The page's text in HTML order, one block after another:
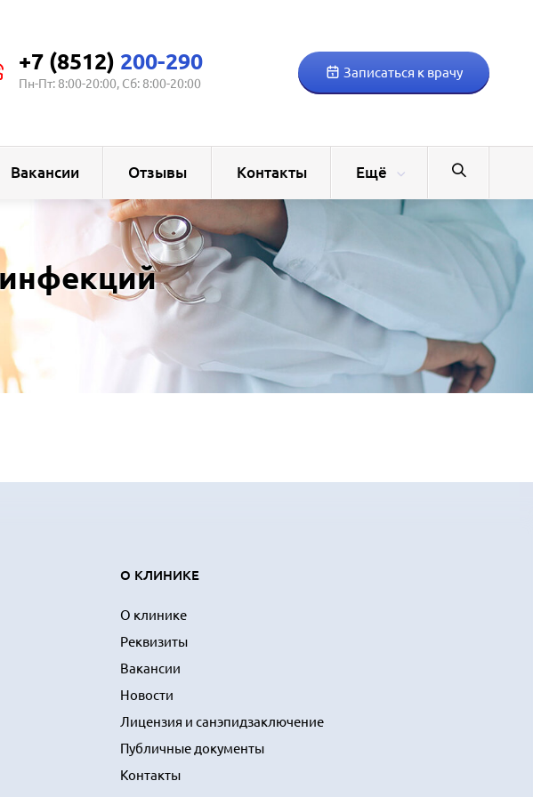
+7 (8512) 200-290
Пн-Пт: 8:00-20:00, Сб: 8:00-20:00
Записаться к врачу
Вакансии Отзывы Контакты Ещё
О КЛИНИКЕ
О клинике
Реквизиты
Вакансии
Новости
Лицензия и санэпидзаключение
Публичные документы
Контакты